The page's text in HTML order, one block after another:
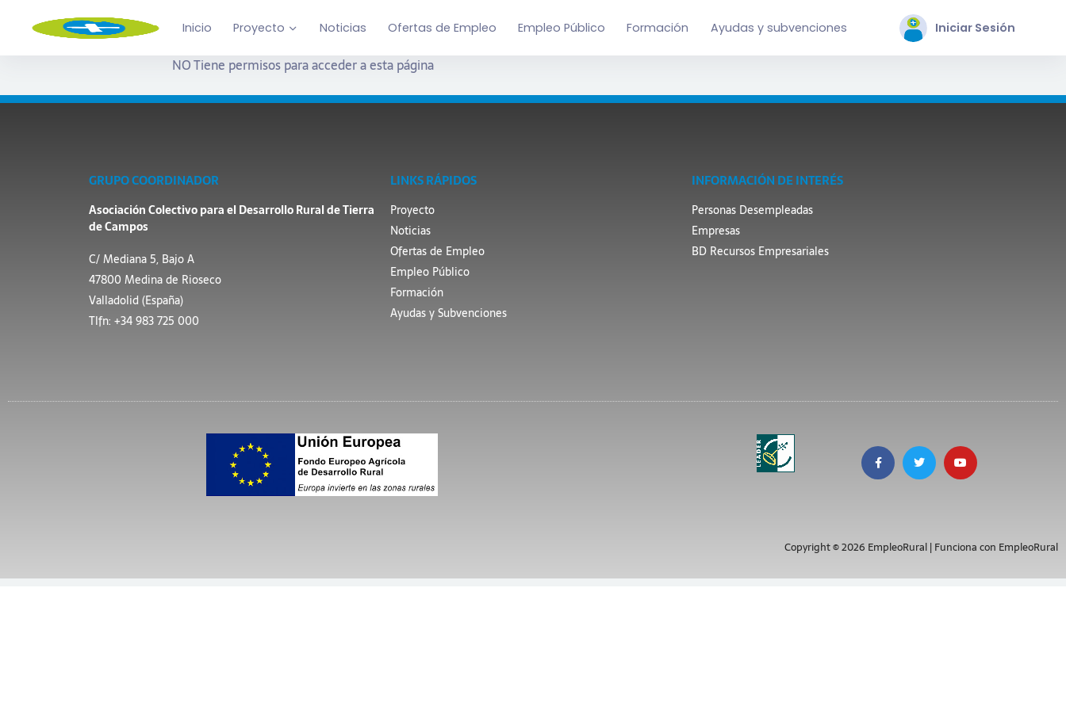
Inicio Proyecto Noticias Ofertas de Empleo Empleo Público Formación Ayudas y subvenciones Iniciar Sesión
NO Tiene permisos para acceder a esta página
GRUPO COORDINADOR
Asociación Colectivo para el Desarrollo Rural de Tierra
de Campos
C/ Mediana 5, Bajo A
47800 Medina de Rioseco
Valladolid (España)
Tlfn: +34 983 725 000
LINKS RÁPIDOS
Proyecto
Noticias
Ofertas de Empleo
Empleo Público
Formación
Ayudas y Subvenciones
INFORMACIÓN DE INTERÉS
Personas Desempleadas
Empresas
BD Recursos Empresariales
Copyright © 2026 EmpleoRural | Funciona con EmpleoRural